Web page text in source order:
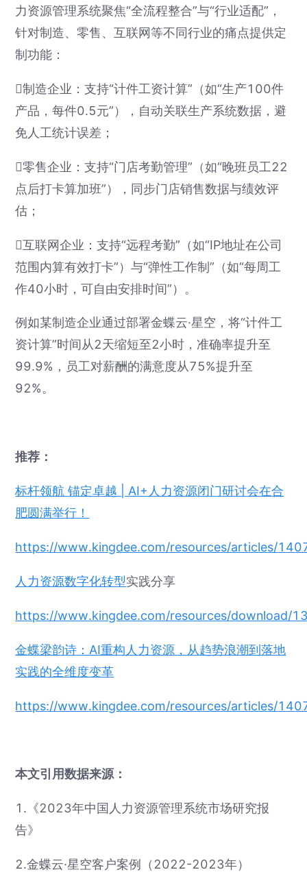
力资源管理系统聚焦“全流程整合”与“行业适配”，
针对制造、零售、互联网等不同行业的痛点提供定
制功能：
制造企业：支持“计件工资计算”（如“生产100件
产品，每件0.5元”），自动关联生产系统数据，避
免人工统计误差；
零售企业：支持“门店考勤管理”（如“晚班员工22
点后打卡算加班”），同步门店销售数据与绩效评
估；
互联网企业：支持“远程考勤”（如“IP地址在公司
范围内算有效打卡”）与“弹性工作制”（如“每周工
作40小时，可自由安排时间”）。
例如某制造企业通过部署金蝶云·星空，将“计件工
资计算”时间从2天缩短至2小时，准确率提升至
99.9%，员工对薪酬的满意度从75%提升至
92%。
推荐：
标杆领航 锚定卓越 | AI+人力资源闭门研讨会在合
肥圆满举行！
https://www.kingdee.com/resources/articles/
人力资源数字化转型实践分享
https://www.kingdee.com/resources/
金蝶梁韵诗：AI重构人力资源，从趋势浪潮到落地
实践的全维度变革
https://www.kingdee.com/resources/articles/
本文引用数据来源：
1.《2023年中国人力资源管理系统市场研究报
告》
2.金蝶云·星空客户案例（2022-2023年）